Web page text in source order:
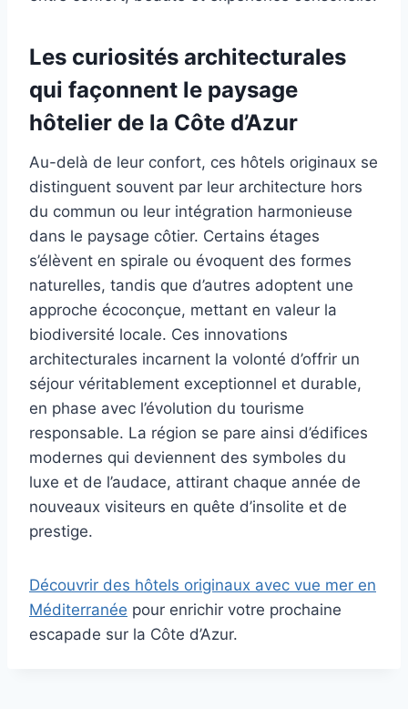
Les curiosités architecturales
qui façonnent le paysage
hôtelier de la Côte d’Azur
Au-delà de leur confort, ces hôtels originaux se
distinguent souvent par leur architecture hors
du commun ou leur intégration harmonieuse
dans le paysage côtier. Certains étages
s’élèvent en spirale ou évoquent des formes
naturelles, tandis que d’autres adoptent une
approche écoconçue, mettant en valeur la
biodiversité locale. Ces innovations
architecturales incarnent la volonté d’offrir un
séjour véritablement exceptionnel et durable,
en phase avec l’évolution du tourisme
responsable. La région se pare ainsi d’édifices
modernes qui deviennent des symboles du
luxe et de l’audace, attirant chaque année de
nouveaux visiteurs en quête d’insolite et de
prestige.
Découvrir des hôtels originaux avec vue mer en
Méditerranée pour enrichir votre prochaine
escapade sur la Côte d’Azur.